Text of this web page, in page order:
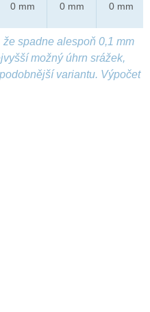
0 mm 0 mm 0 mm
spadne alespoň 0,1 mm
možný úhrn srážek,
variantu. Výpočet